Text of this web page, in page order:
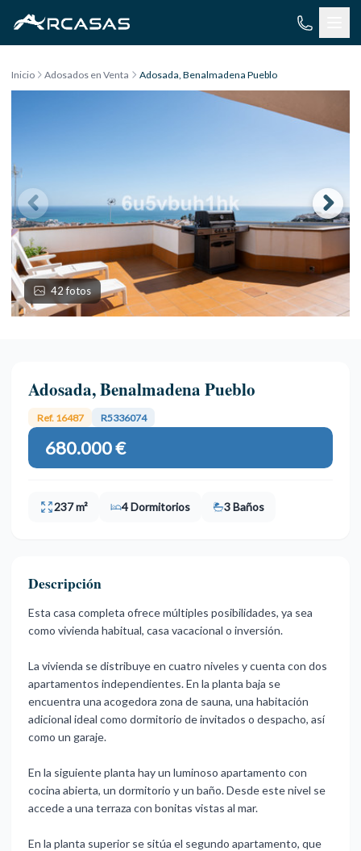
Inicio Adosados en Venta Adosada, Benalmadena Pueblo
42 fotos
Adosada, Benalmadena Pueblo
Ref. 16487 R5336074
680.000 €
237 m² 4 Dormitorios 3 Baños
Descripción
Esta casa completa ofrece múltiples posibilidades, ya sea
como vivienda habitual, casa vacacional o inversión.
La vivienda se distribuye en cuatro niveles y cuenta con dos
apartamentos independientes. En la planta baja se
encuentra una acogedora zona de sauna, una habitación
adicional ideal como dormitorio de invitados o despacho, así
como un garaje.
En la siguiente planta hay un luminoso apartamento con
cocina abierta, un dormitorio y un baño. Desde este nivel se
accede a una terraza con bonitas vistas al mar.
En la planta superior se sitúa el segundo apartamento, que